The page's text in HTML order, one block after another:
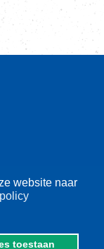
website naar
toestaan